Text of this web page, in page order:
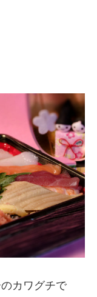
カワグチで